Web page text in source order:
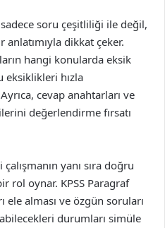
sadece soru çeşitliliği ile değil,
anlatımıyla dikkat çeker.
hangi konularda eksik
eksiklikleri hızla
cevap anahtarları ve
değerlendirme fırsatı
yanı sıra doğru
rol oynar. KPSS Paragraf
ele alması ve özgün soruları
durumları simüle